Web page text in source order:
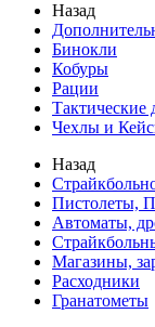
Назад
Бинокли
Кобуры
Рации
Тактические
Чехлы и
Назад
Пистолеты,
Автоматы,
Магазины,
Расходники
Гранатометы